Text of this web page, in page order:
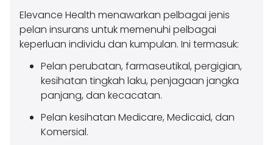
Elevance Health menawarkan pelbagai jenis
pelan insurans untuk memenuhi pelbagai
keperluan individu dan kumpulan. Ini termasuk:
Pelan perubatan, farmaseutikal, pergigian,
kesihatan tingkah laku, penjagaan jangka
panjang, dan kecacatan.
Pelan kesihatan Medicare, Medicaid, dan
Komersial.